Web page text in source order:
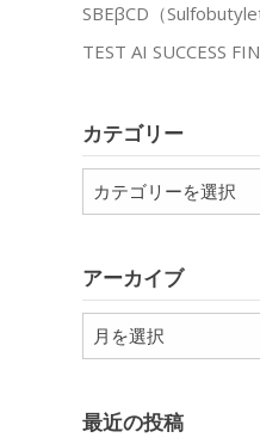
SBEβCD（
TEST AI SUCCESS
カテゴリー
テ
ー
アーカイブ
ア
ー
ブ
最近の投稿